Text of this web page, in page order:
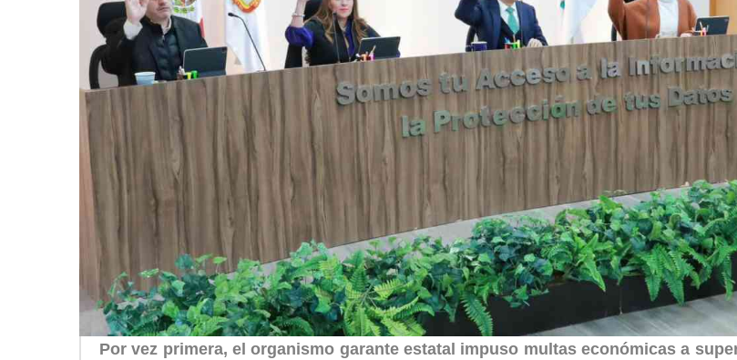
Por vez primera, el organismo garante estatal impuso multas económicas a